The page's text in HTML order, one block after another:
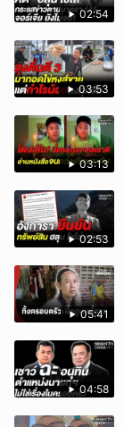
02:54
03:53
03:13
02:53
05:41
04:58